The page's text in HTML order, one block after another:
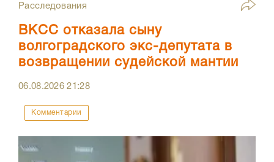
Расследования
ВКСС отказала сыну
волгоградского экс-депутата в
возвращении судейской мантии
06.08.202621:28
Комментарии